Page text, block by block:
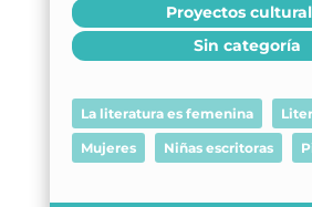
Proyectos
Sin categoría
La literatura es femenina
Mujeres Niñas escritoras